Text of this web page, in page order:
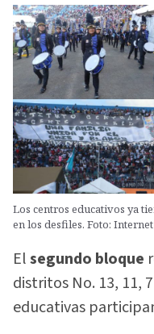
Los centros educativos ya
en los desfiles. Foto: Internet
Elsegundo bloque
distritos No. 13, 11,
educativas